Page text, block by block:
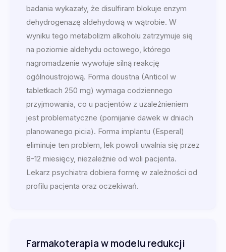
badania wykazały, że disulfiram blokuje enzym
dehydrogenazę aldehydową w wątrobie. W
wyniku tego metabolizm alkoholu zatrzymuje się
na poziomie aldehydu octowego, którego
nagromadzenie wywołuje silną reakcję
ogólnoustrojową. Forma doustna (Anticol w
tabletkach 250 mg) wymaga codziennego
przyjmowania, co u pacjentów z uzależnieniem
jest problematyczne (pomijanie dawek w dniach
planowanego picia). Forma implantu (Esperal)
eliminuje ten problem, lek powoli uwalnia się przez
8-12 miesięcy, niezależnie od woli pacjenta.
Lekarz psychiatra dobiera formę w zależności od
profilu pacjenta oraz oczekiwań.
Farmakoterapia w modelu redukcji